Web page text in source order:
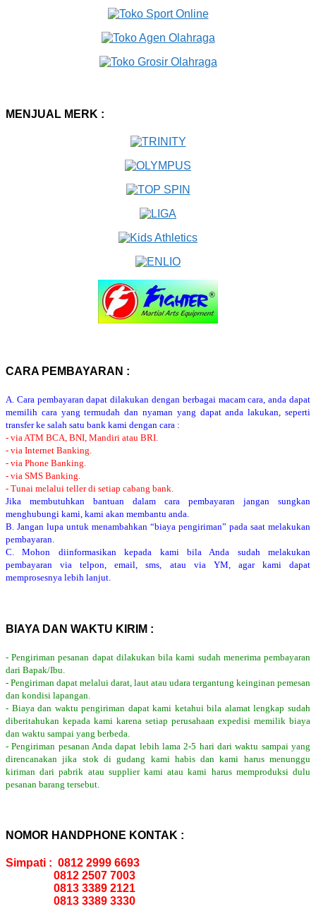
MENJUAL MERK :
CARA PEMBAYARAN :
A. Cara pembayaran dapat dilakukan dengan berbagai macam cara, anda dapat
memilih cara yang termudah dan nyaman yang dapat anda lakukan, seperti
transfer ke salah satu bank kami dengan cara :
- via ATM BCA, BNI, Mandiri atau BRI.
- via Internet Banking.
- via Phone Banking.
- via SMS Banking.
- Tunai melalui teller di setiap cabang bank.
Jika membutuhkan bantuan dalam cara pembayaran jangan sungkan
menghubungi kami, kami akan membantu anda.
B. Jangan lupa untuk menambahkan “biaya pengiriman” pada saat melakukan
pembayaran.
C. Mohon diinformasikan kepada kami bila Anda sudah melakukan
pembayaran via telpon, email, sms, atau via YM, agar kami dapat
memprosesnya lebih lanjut.
BIAYA DAN WAKTU KIRIM :
- Pengiriman pesanan dapat dilakukan bila kami sudah menerima pembayaran
dari Bapak/Ibu.
- Pengiriman dapat melalui darat, laut atau udara tergantung keinginan pemesan
dan kondisi lapangan.
- Biaya dan waktu pengiriman dapat kami ketahui bila alamat lengkap sudah
diberitahukan kepada kami karena setiap perusahaan expedisi memilik biaya
dan waktu sampai yang berbeda.
- Pengiriman pesanan Anda dapat lebih lama 2-5 hari dari waktu sampai yang
direncanakan jika stok di gudang kami habis dan kami harus menunggu
kiriman dari pabrik atau supplier kami atau kami harus memproduksi dulu
pesanan barang tersebut.
NOMOR HANDPHONE KONTAK :
Simpati : 0812 2999 6693
0812 2507 7003
0813 3389 2121
0813 3389 3330